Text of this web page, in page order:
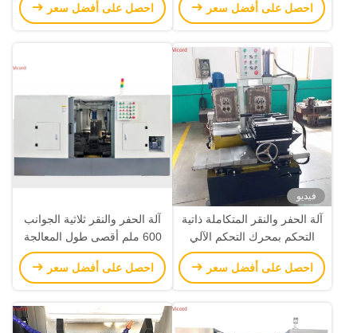
احصل على أفضل سعر
احصل على أفضل سعر
فيديو
آلة الحفر والنقر المتكاملة ذاتية
التحكم بمحرك التحكم الآلي
YCZG200/300 HT
احصل على أفضل سعر
آلة الحفر والنقر ثلاثية الجوانب
600 ملم أقصى طول المعالجة
3500 كجم
احصل على أفضل سعر